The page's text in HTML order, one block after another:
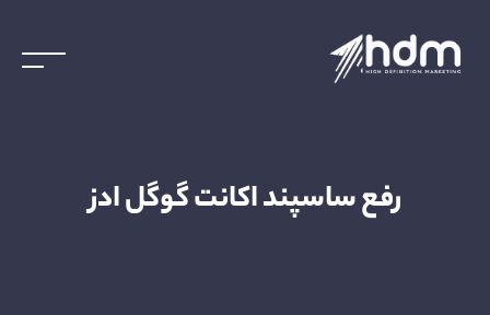
رفع ساسپند اکانت گوگل ادز